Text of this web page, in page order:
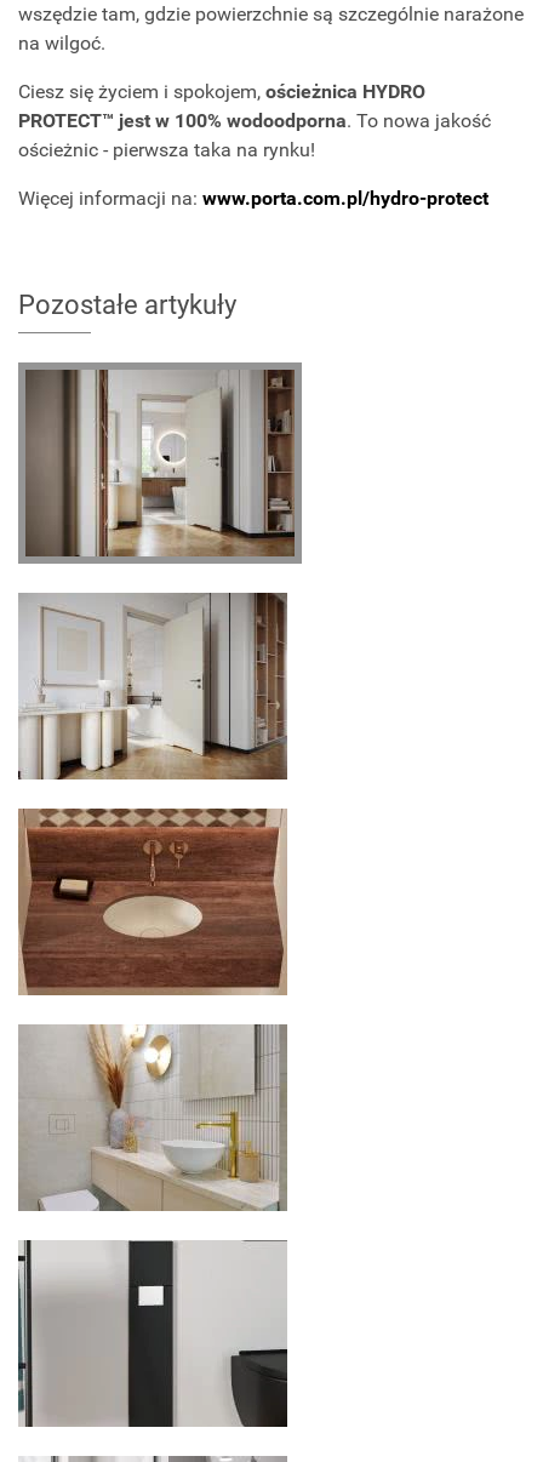
wszędzie tam, gdzie powierzchnie są szczególnie narażone
na wilgoć.
Ciesz się życiem i spokojem, ościeżnica HYDRO
PROTECT™ jest w 100% wodoodporna. To nowa jakość
ościeżnic - pierwsza taka na rynku!
Więcej informacji na: www.porta.com.pl/hydro-protect
Pozostałe artykuły